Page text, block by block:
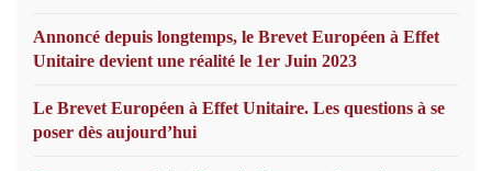
Annoncé depuis longtemps, le Brevet Européen à Effet
Unitaire devient une réalité le 1er Juin 2023
Le Brevet Européen à Effet Unitaire. Les questions à se
poser dès aujourd’hui